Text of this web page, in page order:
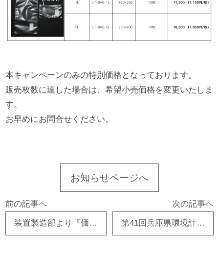
本キャンペーンのみの特別価格となっております。
販売枚数に達した場合は、希望小売価格を変更いたしま
す。
お早めにお問合せください。
お知らせページへ
前の記事へ
装置製造部より『価格改定のお知らせ』
次の記事へ
第41回兵庫県環境計量事例発表会へ出展しました！